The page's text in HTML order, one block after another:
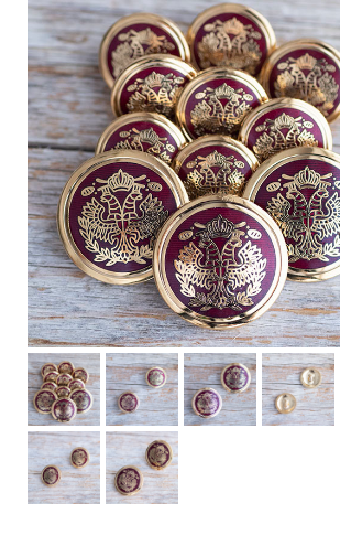
40mm～ 50mm～
ージュ ブラック グレー ブラウン
ールド シルバー クリア ミックス
ジャケットスーツ アクセサリー